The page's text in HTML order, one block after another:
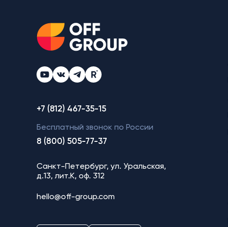
+7 (812) 467-35-15
Бесплатный звонок по России
8 (800) 505-77-37
Санкт-Петербург, ул. Уральская,
д.13, лит.К, оф. 312
hello@off-group.com